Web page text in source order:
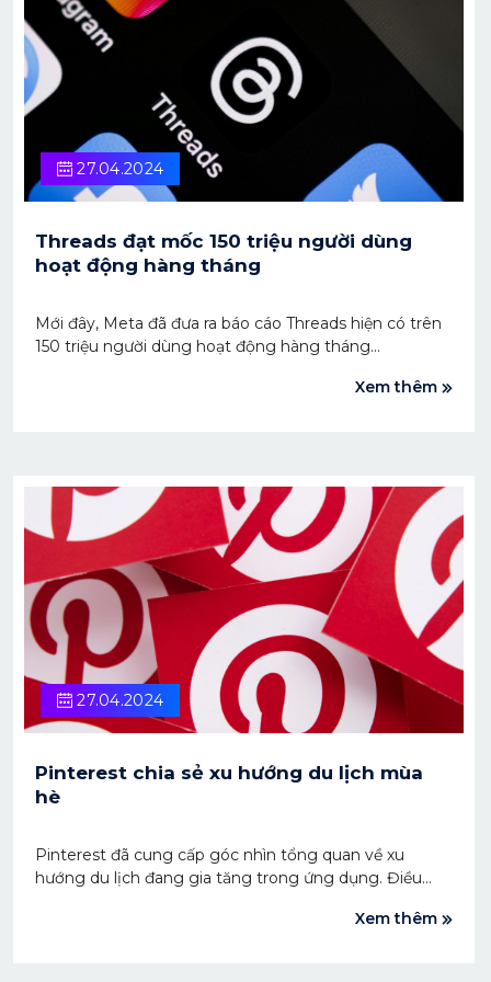
27.04.2024
Threads đạt mốc 150 triệu người dùng
hoạt động hàng tháng
Mới đây, Meta đã đưa ra báo cáo Threads hiện có trên
150 triệu người dùng hoạt động hàng tháng
Xem thêm
27.04.2024
Pinterest chia sẻ xu hướng du lịch mùa
hè
Pinterest đã cung cấp góc nhìn tổng quan về xu
hướng du lịch đang gia tăng trong ứng dụng. Điều
trong việc khai thác các chủ đề liên quan tới kỳ nghỉ,
Xem thêm